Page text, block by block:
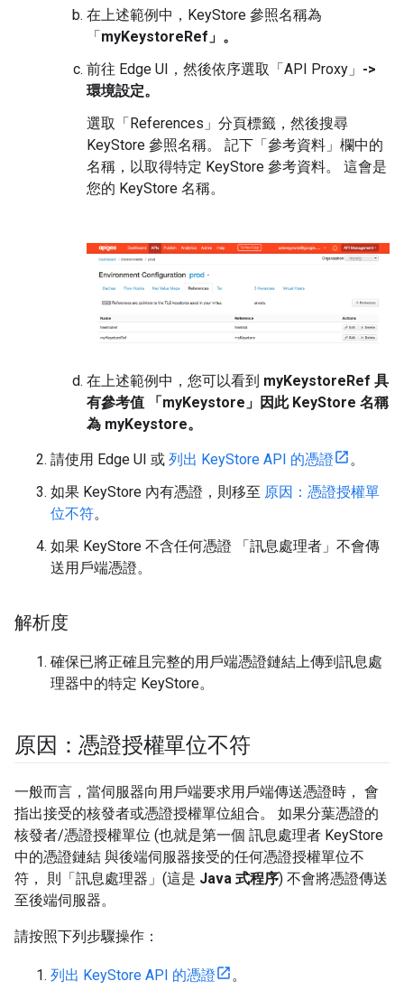
在上述範例中，KeyStore 參照名稱為
「myKeystoreRef」。
前往 Edge UI，然後依序選取「API Proxy」 ->
環境設定。
選取「References」 分頁標籤，然後搜尋
KeyStore 參照名稱。 記下「參考資料」 欄中的
名稱，以取得特定 KeyStore 參考資料。 這會是
您的 KeyStore 名稱。
在上述範例中，您可以看到 myKeystoreRef 具
有參考值 「myKeystore」因此 KeyStore 名稱
為 myKeystore。
請使用 Edge UI 或 列出 KeyStore API 的憑證
。
如果 KeyStore 內有憑證，則移至 原因：憑證授權單
位不符。
如果 KeyStore 不含任何憑證 「訊息處理者」不會傳
送用戶端憑證。
解析度
確保已將正確且完整的用戶端憑證鏈結上傳到訊息處
理器中的特定 KeyStore。
原因：憑證授權單位不符
一般而言，當伺服器向用戶端要求用戶端傳送憑證時， 會
指出接受的核發者或憑證授權單位組合。 如果分葉憑證的
核發者/憑證授權單位 (也就是第一個 訊息處理者 KeyStore
中的憑證鏈結 與後端伺服器接受的任何憑證授權單位不
符， 則「訊息處理器」(這是 Java 式程序) 不會將憑證傳送
至後端伺服器。
請按照下列步驟操作：
列出 KeyStore API 的憑證 。